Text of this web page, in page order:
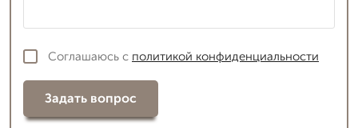
Соглашаюсь с политикой конфиденциальности
Задать вопрос